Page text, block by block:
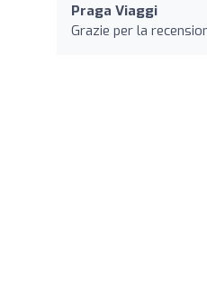
Praga Viaggi
Grazie per la